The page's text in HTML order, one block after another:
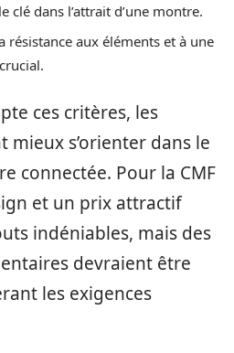
dans l’attrait d’une montre.
résistance aux éléments et à une
ces critères, les
mieux s’orienter dans le
connectée. Pour la CMF
et un prix attractif
indéniables, mais des
devraient être
les exigences